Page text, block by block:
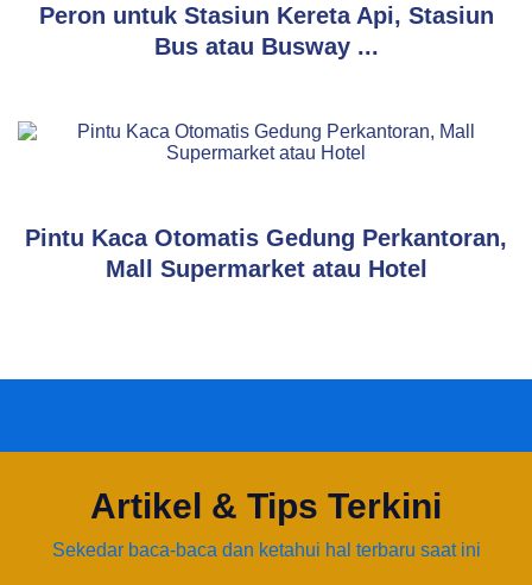
Peron untuk Stasiun Kereta Api, Stasiun
Bus atau Busway ...
Pintu Kaca Otomatis Gedung Perkantoran,
Mall Supermarket atau Hotel
Artikel & Tips Terkini
Sekedar baca-baca dan ketahui hal terbaru saat ini